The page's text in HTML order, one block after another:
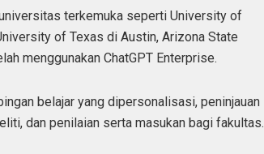
terkemuka seperti University of
of Texas di Austin, Arizona State
menggunakan ChatGPT Enterprise.
belajar yang dipersonalisasi, peninjauan
dan penilaian serta masukan bagi fakultas.